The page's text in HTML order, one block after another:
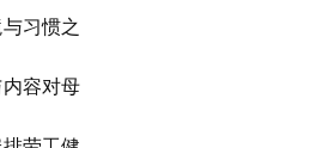
习惯之
容对母